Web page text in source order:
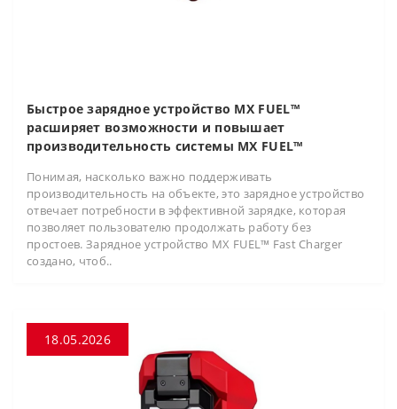
Быстрое зарядное устройство MX FUEL™
расширяет возможности и повышает
производительность системы MX FUEL™
Понимая, насколько важно поддерживать
производительность на объекте, это зарядное устройство
отвечает потребности в эффективной зарядке, которая
позволяет пользователю продолжать работу без
простоев. Зарядное устройство MX FUEL™ Fast Charger
создано, чтоб..
18.05.2026